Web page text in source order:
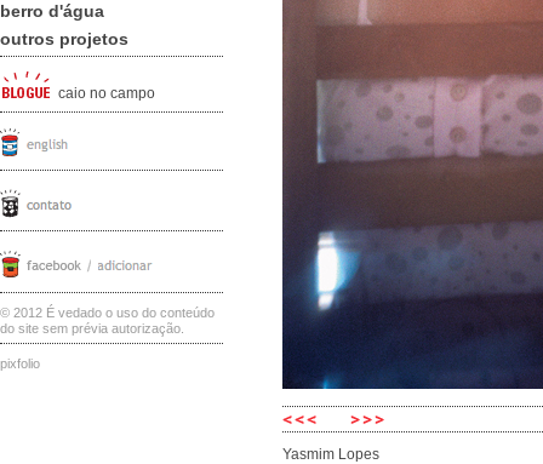
berro d'água
outros projetos
caio no campo
© 2012 É vedado o uso do conteúdo
do site sem prévia autorização.
pixfolio
Yasmim Lopes